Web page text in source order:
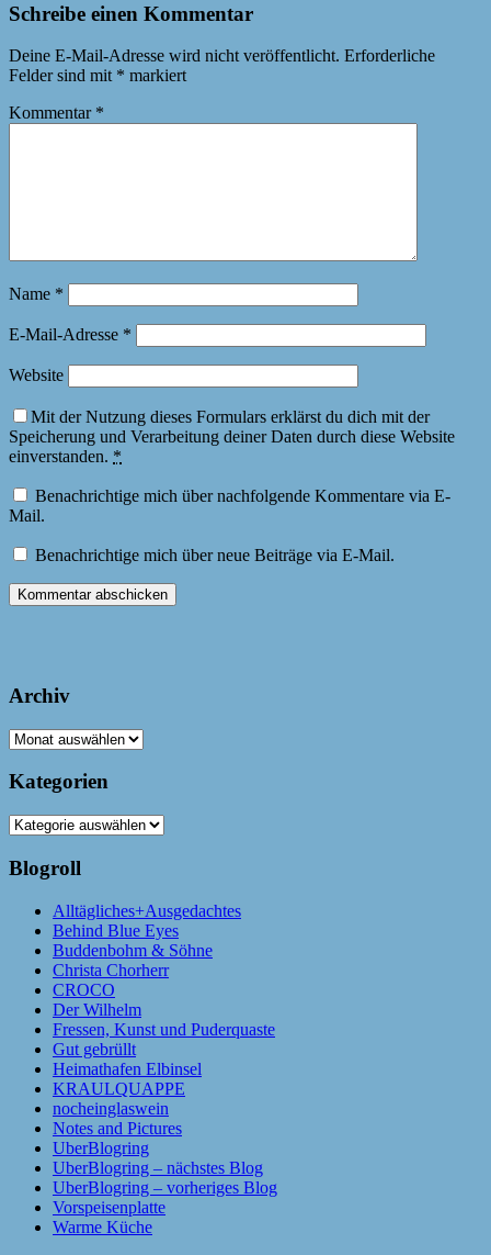
Schreibe einen Kommentar
Deine E-Mail-Adresse wird nicht veröffentlicht. Erforderliche
Felder sind mit * markiert
Kommentar *
Name *
E-Mail-Adresse *
Website
Mit der Nutzung dieses Formulars erklärst du dich mit der
Speicherung und Verarbeitung deiner Daten durch diese Website
einverstanden. *
Benachrichtige mich über nachfolgende Kommentare via E-
Mail.
Benachrichtige mich über neue Beiträge via E-Mail.
Archiv
Archiv
Kategorien
Kategorien
Blogroll
Alltägliches+Ausgedachtes
Behind Blue Eyes
Buddenbohm & Söhne
Christa Chorherr
CROCO
Der Wilhelm
Fressen, Kunst und Puderquaste
Gut gebrüllt
Heimathafen Elbinsel
KRAULQUAPPE
nocheinglaswein
Notes and Pictures
UberBlogring
UberBlogring – nächstes Blog
UberBlogring – vorheriges Blog
Vorspeisenplatte
Warme Küche